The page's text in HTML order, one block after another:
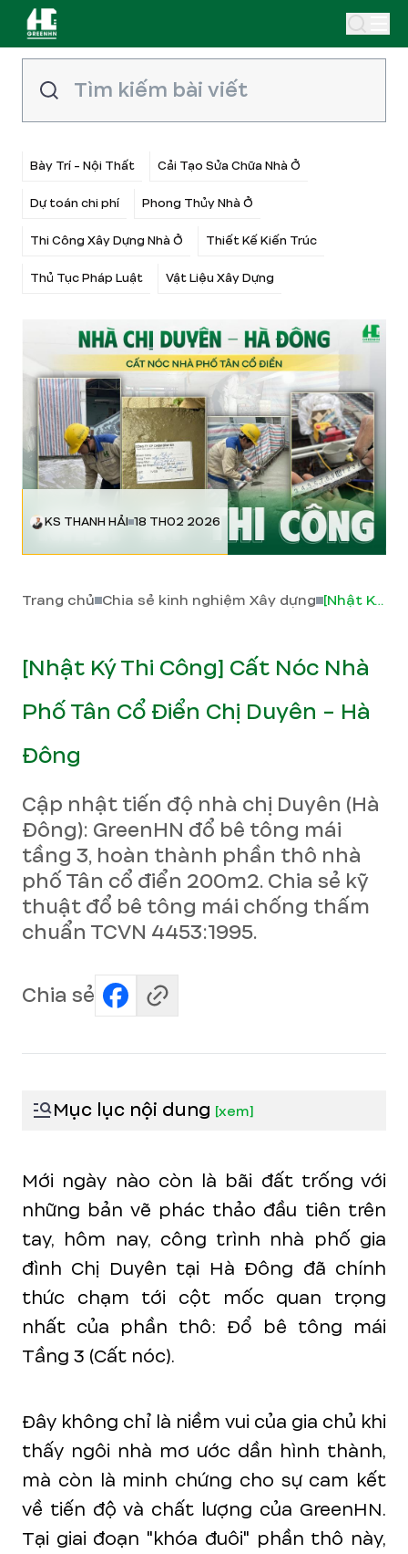
Bày Trí - Nội Thất Cải Tạo Sửa Chữa Nhà Ở
Dự toán chi phí Phong Thủy Nhà Ở
Thi Công Xây Dựng Nhà Ở Thiết Kế Kiến Trúc
Thủ Tục Pháp Luật Vật Liệu Xây Dựng
KS THANH HẢI 18 TH02 2026
Trang chủ Chia sẻ kinh nghiệm Xây dựng [Nhật Ký Thi Công] Cất Nóc Nhà Phố Tân Cổ Điển Chị Duyên - Hà Đông
[Nhật Ký Thi Công] Cất Nóc Nhà
Phố Tân Cổ Điển Chị Duyên - Hà
Đông
Cập nhật tiến độ nhà chị Duyên (Hà
Đông): GreenHN đổ bê tông mái
tầng 3, hoàn thành phần thô nhà
phố Tân cổ điển 200m2. Chia sẻ kỹ
thuật đổ bê tông mái chống thấm
chuẩn TCVN 4453:1995.
Chia sẻ
Mục lục nội dung [xem]
Mới ngày nào còn là bãi đất trống với
những bản vẽ phác thảo đầu tiên trên
tay, hôm nay, công trình nhà phố gia
đình Chị Duyên tại Hà Đông đã chính
thức chạm tới cột mốc quan trọng
nhất của phần thô: Đổ bê tông mái
Tầng 3 (Cất nóc).
Đây không chỉ là niềm vui của gia chủ khi
thấy ngôi nhà mơ ước dần hình thành,
mà còn là minh chứng cho sự cam kết
về tiến độ và chất lượng của GreenHN.
Tại giai đoạn "khóa đuôi" phần thô này,